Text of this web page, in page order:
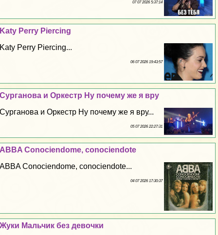
07 07 2026 5:37:14
Katy Perry Piercing
Katy Perry Piercing...
06 07 2026 19:43:57
Сурганова и Оркестр Ну почему же я вру
Сурганова и Оркестр Ну почему же я вру...
05 07 2026 22:27:31
ABBA Conociendome, conociendote
ABBA Conociendome, conociendote...
04 07 2026 17:30:37
Жуки Мальчик без дeвoчки